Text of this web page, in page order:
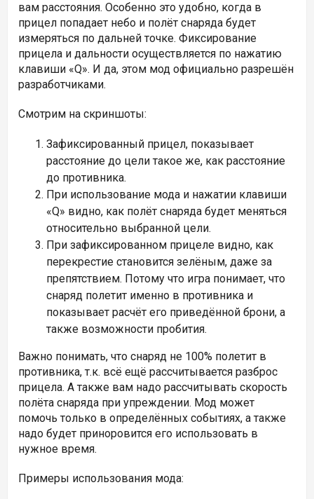
вам расстояния. Особенно это удобно, когда в
прицел попадает небо и полёт снаряда будет
измеряться по дальней точке. Фиксирование
прицела и дальности осуществляется по нажатию
клавиши «Q». И да, этом мод официально разрешён
разработчиками.
Смотрим на скриншоты:
Зафиксированный прицел, показывает
расстояние до цели такое же, как расстояние
до противника.
При использование мода и нажатии клавиши
«Q» видно, как полёт снаряда будет меняться
относительно выбранной цели.
При зафиксированном прицеле видно, как
перекрестие становится зелёным, даже за
препятствием. Потому что игра понимает, что
снаряд полетит именно в противника и
показывает расчёт его приведённой брони, а
также возможности пробития.
Важно понимать, что снаряд не 100% полетит в
противника, т.к. всё ещё рассчитывается разброс
прицела. А также вам надо рассчитывать скорость
полёта снаряда при упреждении. Мод может
помочь только в определённых событиях, а также
надо будет приноровится его использовать в
нужное время.
Примеры использования мода: